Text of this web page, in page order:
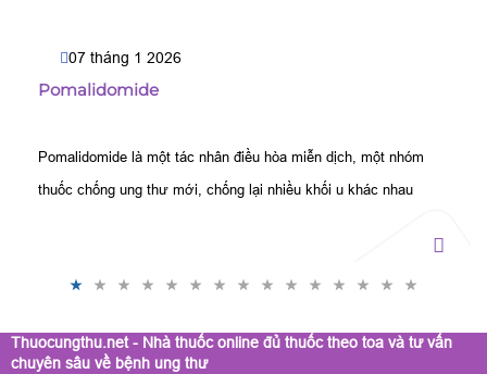
07 tháng 1 2026
Pomalidomide
Pomalidomide là một tác nhân điều hòa miễn dịch, một nhóm
thuốc chống ung thư mới, chống lại nhiều khối u khác nhau
Thuocungthu.net - Nhà thuốc online đủ thuốc theo toa và tư vấn
chuyên sâu về bệnh ung thư